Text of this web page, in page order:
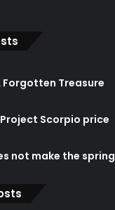
Forgotten Treasure
Scorpio price
not make the spring